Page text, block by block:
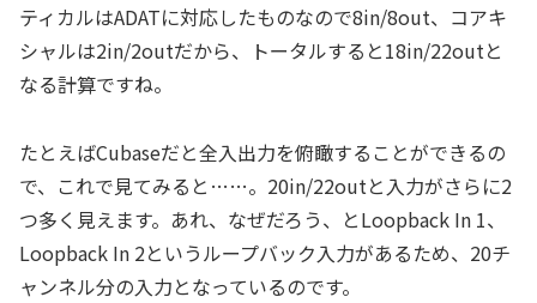
ティカルはADATに対応したものなので8in/8out、コアキ
シャルは2in/2outだから、トータルすると18in/22outと
なる計算ですね。
たとえばCubaseだと全入出力を俯瞰することができるの
で、これで見てみると……。20in/22outと入力がさらに2
つ多く見えます。あれ、なぜだろう、とLoopback In 1、
Loopback In 2というループバック入力があるため、20チ
ャンネル分の入力となっているのです。